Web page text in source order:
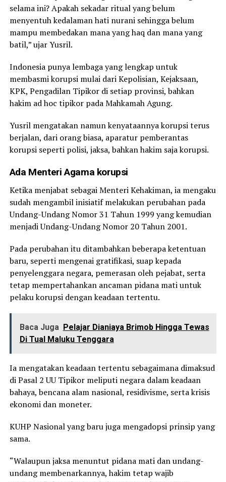
selama ini? Apakah sekadar ritual yang belum
menyentuh kedalaman hati nurani sehingga belum
mampu membedakan mana yang haq dan mana yang
batil,” ujar Yusril.
Indonesia punya lembaga yang lengkap untuk
membasmi korupsi mulai dari Kepolisian, Kejaksaan,
KPK, Pengadilan Tipikor di setiap provinsi, bahkan
hakim ad hoc tipikor pada Mahkamah Agung.
Yusril mengatakan namun kenyataannya korupsi terus
berjalan, dari orang biasa, aparatur pemberantas
korupsi seperti polisi, jaksa, bahkan hakim saja korupsi.
Ada Menteri Agama korupsi
Ketika menjabat sebagai Menteri Kehakiman, ia mengaku
sudah mengambil inisiatif melakukan perubahan pada
Undang-Undang Nomor 31 Tahun 1999 yang kemudian
menjadi Undang-Undang Nomor 20 Tahun 2001.
Pada perubahan itu ditambahkan beberapa ketentuan
baru, seperti mengenai gratifikasi, suap kepada
penyelenggara negara, pemerasan oleh pejabat, serta
tetap mempertahankan ancaman pidana mati untuk
pelaku korupsi dengan keadaan tertentu.
Baca Juga Pelajar Dianiaya Brimob Hingga Tewas
Di Tual Maluku Tenggara
Ia mengatakan keadaan tertentu sebagaimana dimaksud
di Pasal 2 UU Tipikor meliputi negara dalam keadaan
bahaya, bencana alam nasional, residivisme, serta krisis
ekonomi dan moneter.
KUHP Nasional yang baru juga mengadopsi prinsip yang
sama.
“Walaupun jaksa menuntut pidana mati dan undang-
undang membenarkannya, hakim tetap wajib